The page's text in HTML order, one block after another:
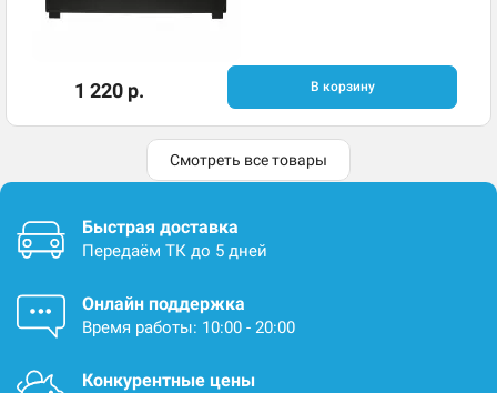
1 220 р. В корзину
Смотреть все товары
Быстрая доставка
Передаём ТК до 5 дней
Онлайн поддержка
Время работы: 10:00 - 20:00
Конкурентные цены